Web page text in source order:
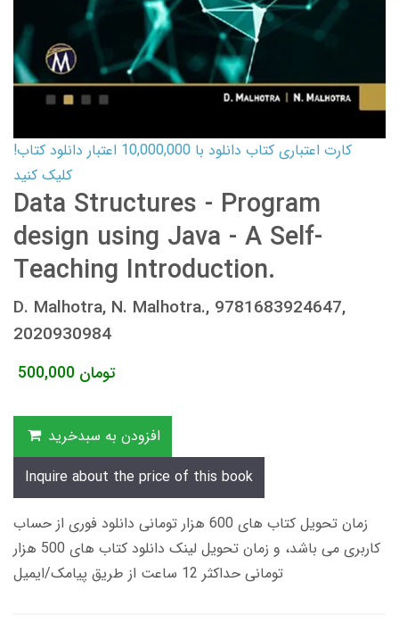
کارت اعتباری کتاب دانلود با 10,000,000 اعتبار دانلود کتاب!
کلیک کنید
Data Structures - Program
design using Java - A Self-
Teaching Introduction.
D. Malhotra, N. Malhotra., 9781683924647,
2020930984
500,000 تومان
افزودن به سبدخرید
Inquire about the price of this book
زمان تحویل کتاب های 600 هزار تومانی دانلود فوری از حساب
کاربری می باشد، و زمان تحویل لینک دانلود کتاب های 500 هزار
تومانی حداکثر 12 ساعت از طریق پیامک/ایمیل